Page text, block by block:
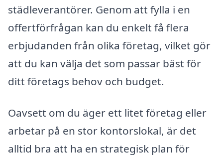
städleverantörer. Genom att fylla i en
offertförfrågan kan du enkelt få flera
erbjudanden från olika företag, vilket gör
att du kan välja det som passar bäst för
ditt företags behov och budget.
Oavsett om du äger ett litet företag eller
arbetar på en stor kontorslokal, är det
alltid bra att ha en strategisk plan för